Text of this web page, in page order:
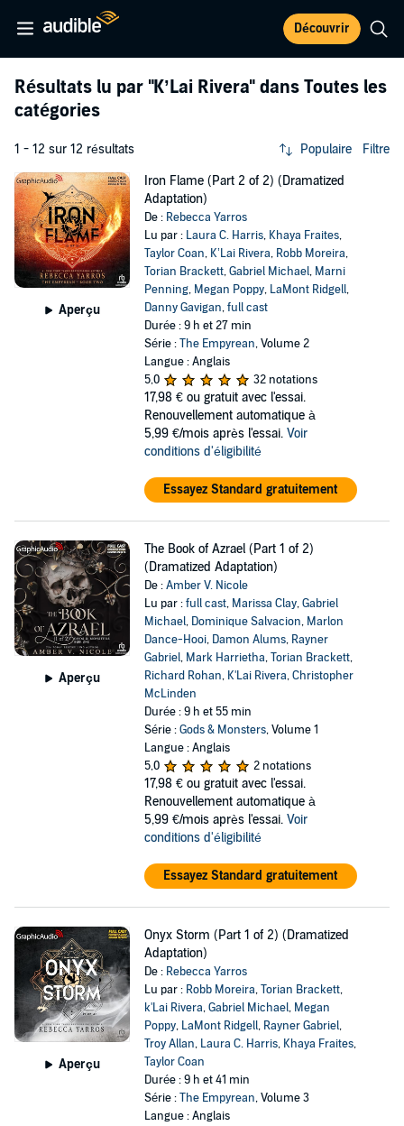
Découvrir
Résultats lu par "K’Lai Rivera" dans Toutes les
catégories
1 - 12 sur 12 résultats Populaire Filtre
Aperçu
Iron Flame (Part 2 of 2) (Dramatized
Adaptation)
De : Rebecca Yarros
Lu par : Laura C. Harris, Khaya Fraites,
Taylor Coan, K’Lai Rivera, Robb Moreira,
Torian Brackett,Gabriel Michael, Marni
Penning, Megan Poppy, LaMont Ridgell,
Danny Gavigan,full cast
Durée : 9 h et 27 min
Série :The Empyrean, Volume 2
Langue : Anglais
5,0
32 notations
17,98 € ou gratuit avec l'essai.
Renouvellement automatique à
5,99 €/mois après l'essai. Voir
conditions d'éligibilité
Essayez Standard gratuitement
Aperçu
The Book of Azrael (Part 1 of 2)
(Dramatized Adaptation)
De :Amber V. Nicole
Lu par :full cast, Marissa Clay,Gabriel
Michael, Dominique Salvacion, Marlon
Dance-Hooi, Damon Alums, Rayner
Gabriel, Mark Harrietha,Torian Brackett,
Richard Rohan, K'Lai Rivera,Christopher
McLinden
Durée : 9 h et 55 min
Série :Gods & Monsters, Volume 1
Langue : Anglais
5,0
2 notations
17,98 € ou gratuit avec l'essai.
Renouvellement automatique à
5,99 €/mois après l'essai. Voir
conditions d'éligibilité
Essayez Standard gratuitement
Aperçu
Onyx Storm (Part 1 of 2) (Dramatized
Adaptation)
De : Rebecca Yarros
Lu par : Robb Moreira,Torian Brackett,
k'Lai Rivera,Gabriel Michael, Megan
Poppy, LaMont Ridgell, Rayner Gabriel,
Troy Allan, Laura C. Harris, Khaya Fraites,
Taylor Coan
Durée : 9 h et 41 min
Série :The Empyrean, Volume 3
Langue : Anglais